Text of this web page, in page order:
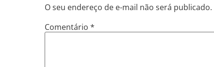
O seu endereço de e-mail não será publicado.
Comentário *